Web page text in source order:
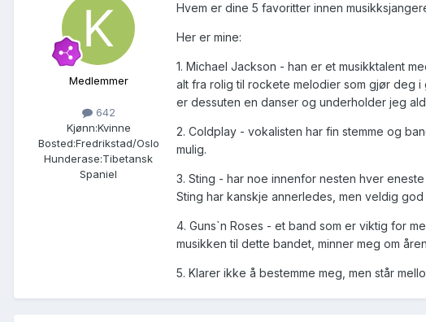
Medlemmer
642
Kjønn:Kvinne
Bosted:Fredrikstad/Oslo
Hunderase:Tibetansk
Spaniel
Hvem er dine 5 favoritter innen
Her er mine:
1. Michael Jackson - han er et musikktalent
alt fra rolig til rockete melodier som gjør deg
er dessuten en danser og underholder jeg
2. Coldplay - vokalisten har fin stemme og
mulig.
3. Sting - har noe innenfor nesten hver
Sting har kanskje annerledes, men veldig god
4. Guns`n Roses - et band som er viktig for
musikken til dette bandet, minner meg om
5. Klarer ikke å bestemme meg, men står